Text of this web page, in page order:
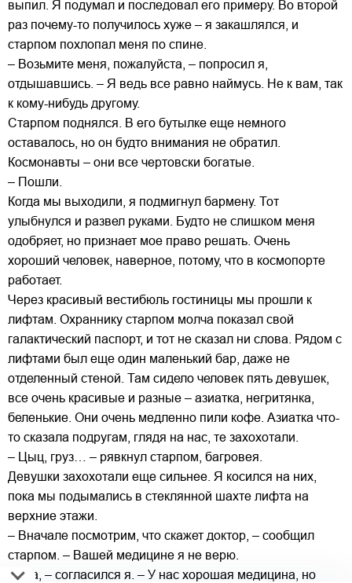
выпил. Я подумал и последовал его примеру. Во второй
раз почему-то получилось хуже – я закашлялся, и
старпом похлопал меня по спине.
– Возьмите меня, пожалуйста, – попросил я,
отдышавшись. – Я ведь все равно наймусь. Не к вам, так
к кому-нибудь другому.
Старпом поднялся. В его бутылке еще немного
оставалось, но он будто внимания не обратил.
Космонавты – они все чертовски богатые.
– Пошли.
Когда мы выходили, я подмигнул бармену. Тот
улыбнулся и развел руками. Будто не слишком меня
одобряет, но признает мое право решать. Очень
хороший человек, наверное, потому, что в космопорте
работает.
Через красивый вестибюль гостиницы мы прошли к
лифтам. Охраннику старпом молча показал свой
галактический паспорт, и тот не сказал ни слова. Рядом с
лифтами был еще один маленький бар, даже не
отделенный стеной. Там сидело человек пять девушек,
все очень красивые и разные – азиатка, негритянка,
беленькие. Они очень медленно пили кофе. Азиатка что-
то сказала подругам, глядя на нас, те захохотали.
– Цыц, груз… – рявкнул старпом, багровея.
Девушки захохотали еще сильнее. Я косился на них,
пока мы подымались в стеклянной шахте лифта на
верхние этажи.
– Вначале посмотрим, что скажет доктор, – сообщил
старпом. – Вашей медицине я не верю.
– Ага, – согласился я. – У нас хорошая медицина, но